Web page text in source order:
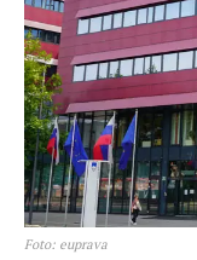
Foto: euprava